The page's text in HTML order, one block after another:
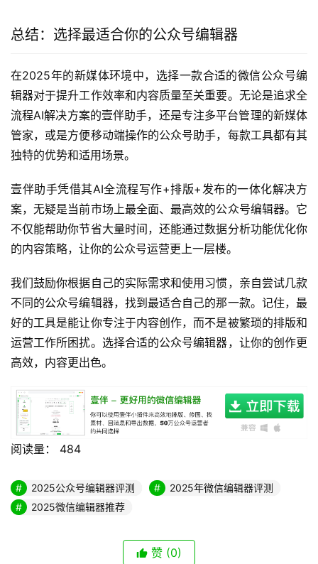
总结：选择最适合你的公众号编辑器
在2025年的新媒体环境中，选择一款合适的微信公众号编
辑器对于提升工作效率和内容质量至关重要。无论是追求全
流程AI解决方案的壹伴助手，还是专注多平台管理的新媒体
管家，或是方便移动端操作的公众号助手，每款工具都有其
独特的优势和适用场景。
壹伴助手凭借其AI全流程写作+排版+发布的一体化解决方
案，无疑是当前市场上最全面、最高效的公众号编辑器。它
不仅能帮助你节省大量时间，还能通过数据分析功能优化你
的内容策略，让你的公众号运营更上一层楼。
我们鼓励你根据自己的实际需求和使用习惯，亲自尝试几款
不同的公众号编辑器，找到最适合自己的那一款。记住，最
好的工具是能让你专注于内容创作，而不是被繁琐的排版和
运营工作所困扰。选择合适的公众号编辑器，让你的创作更
高效，内容更出色。
阅读量： 484
2025公众号编辑器评测
2025年微信编辑器评测
2025微信编辑器推荐
赞 (0)